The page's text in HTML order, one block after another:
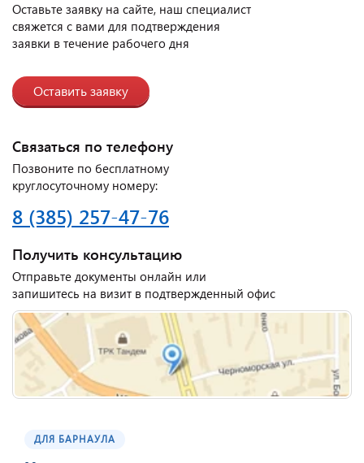
Оставьте заявку на сайте, наш специалист
свяжется с вами для подтверждения
заявки в течение рабочего дня
Оставить заявку
Связаться по телефону
Позвоните по бесплатному
круглосуточному номеру:
8 (385) 257-47-76
Получить консультацию
Отправьте документы онлайн или
запишитесь на визит в подтвержденный офис
ДЛЯ БАРНАУЛА